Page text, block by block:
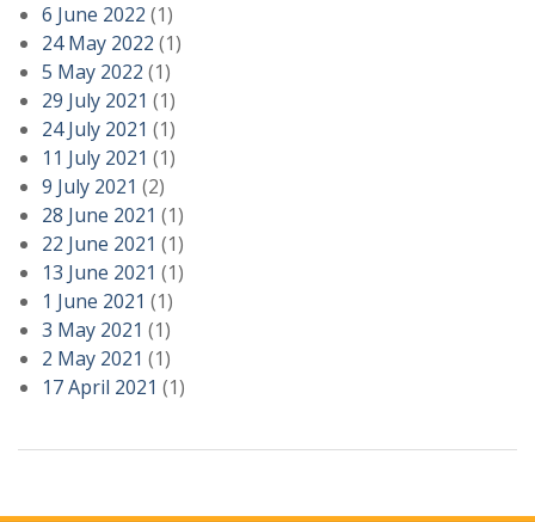
6 June 2022 (1)
24 May 2022 (1)
5 May 2022 (1)
29 July 2021 (1)
24 July 2021 (1)
11 July 2021 (1)
9 July 2021 (2)
28 June 2021 (1)
22 June 2021 (1)
13 June 2021 (1)
1 June 2021 (1)
3 May 2021 (1)
2 May 2021 (1)
17 April 2021 (1)